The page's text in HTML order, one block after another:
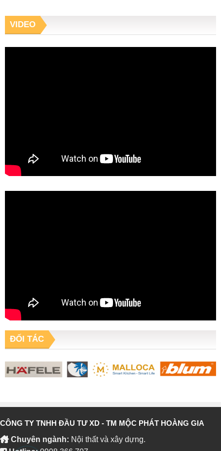
VIDEO
ĐỐI TÁC
CÔNG TY TNHH ĐẦU TƯ XD - TM MỘC PHÁT HOÀNG GIA
Chuyên ngành: Nội thất và xây dựng.